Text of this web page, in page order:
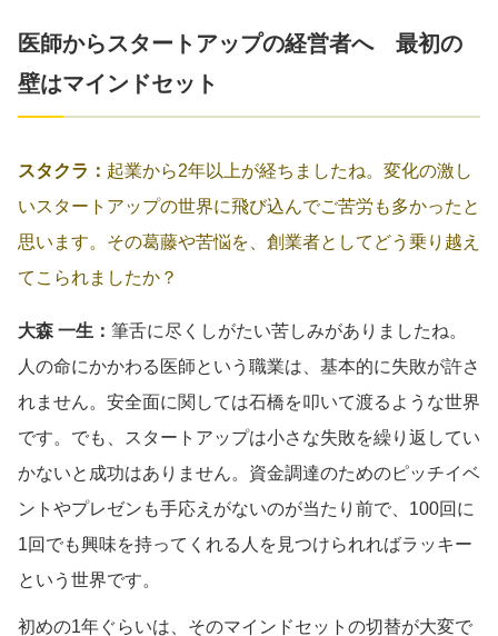
医師からスタートアップの経営者へ 最初の
壁はマインドセット
スタクラ： 起業から2年以上が経ちましたね。変化の激し
いスタートアップの世界に飛び込んでご苦労も多かったと
思います。その葛藤や苦悩を、創業者としてどう乗り越え
てこられましたか？
大森 一生： 筆舌に尽くしがたい苦しみがありましたね。
人の命にかかわる医師という職業は、基本的に失敗が許さ
れません。安全面に関しては石橋を叩いて渡るような世界
です。でも、スタートアップは小さな失敗を繰り返してい
かないと成功はありません。資金調達のためのピッチイベ
ントやプレゼンも手応えがないのが当たり前で、100回に
1回でも興味を持ってくれる人を見つけられればラッキー
という世界です。
初めの1年ぐらいは、そのマインドセットの切替が大変で